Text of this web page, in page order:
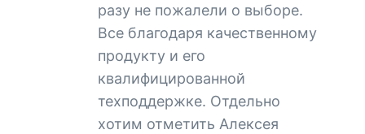
разу не пожалели о выборе.
Все благодаря качественному
продукту и его
квалифицированной
техподдержке. Отдельно
хотим отметить Алексея